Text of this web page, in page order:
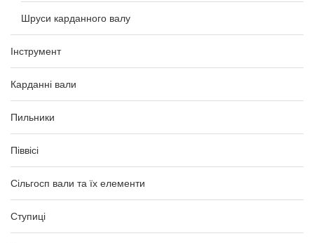
Шруси карданного валу
Інструмент
Карданні вали
Пильники
Піввісі
Сільгосп вали та їх елементи
Ступиці